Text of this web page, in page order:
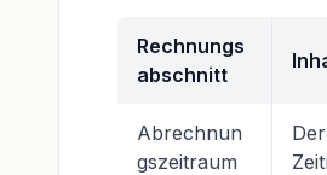
Rechnungs
abschnitt
Abrechnun
gszeitraum